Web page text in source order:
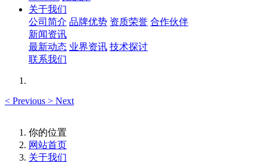
关于我们
公司简介 品牌优势 资质荣誉 合作伙伴
新闻资讯
最新动态 业界资讯 技术探讨
联系我们
< Previous > Next
你的位置
网站首页
关于我们